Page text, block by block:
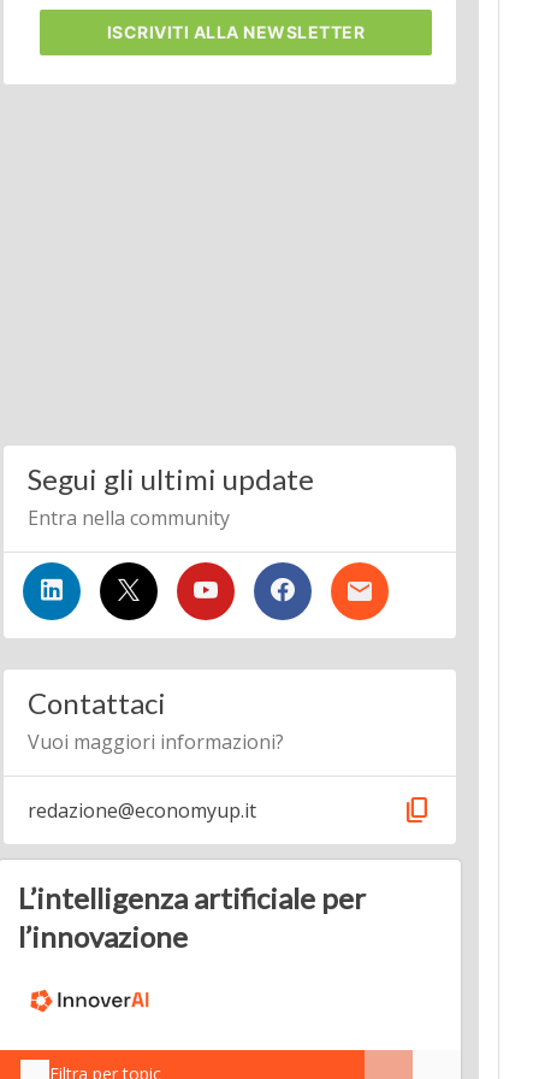
ISCRIVITI ALLA NEWSLETTER
Segui gli ultimi update
Entra nella community
Contattaci
Vuoi maggiori informazioni?
redazione@economyup.it content_copy
L’intelligenza artificiale per
l’innovazione
Filtra per topic